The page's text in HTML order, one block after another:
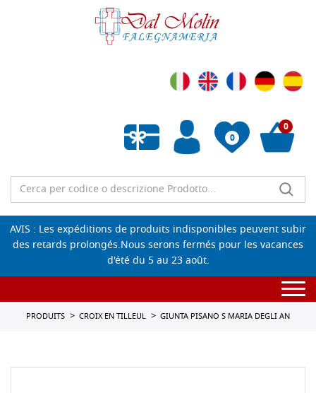
0
Liste de souhaits vide
0
AVIS : Les expéditions de produits indisponibles peuvent subir
des retards prolongés.Nous serons fermés pour les vacances
d'été du 5 au 23 août.
PRODUITS CROIX EN TILLEUL GIUNTA PISANO S MARIA DEGLI AN